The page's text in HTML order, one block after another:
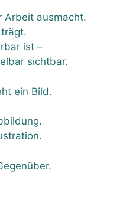
Arbeit ausmacht.
ist –
sichtbar.
ein Bild.